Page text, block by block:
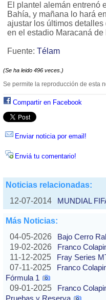
El plantel alemán entrenó
Bahía, y mañana lo hará
ajustar los últimos
en el estadio Maracaná de
Fuente: Télam
(Se ha leido 496 veces.)
Se permite la reproducción de esta
Compartir en Facebook
Enviar noticia por email!
Enviá tu comentario!
Noticias relacionadas:
12-07-2014
MUNDIAL
Más Noticias:
04-05-2026
Bajo Cerro
19-02-2026
Franco
11-12-2025
Fray Series
07-11-2025
Franco
Fórmula 1
09-01-2025
Franco